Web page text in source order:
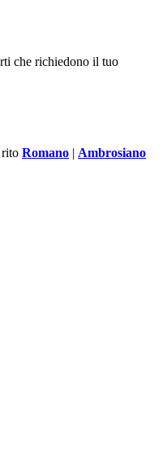
che richiedono il tuo
rito Romano | Ambrosiano